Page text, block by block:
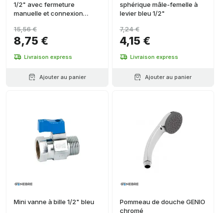
1/2" avec fermeture
manuelle et connexion
8,75 €
15,56 €
Livraison express
Ajouter au panier
sphérique mâle-femelle à
levier bleu 1/2"
4,15 €
7,24 €
Livraison express
Ajouter au panier
Mini vanne à bille 1/2" bleu
Pommeau de douche GENIO
chromé